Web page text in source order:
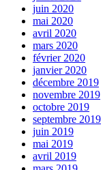
juin 2020
mai 2020
avril 2020
mars 2020
février 2020
janvier 2020
décembre 2019
novembre 2019
octobre 2019
septembre 2019
juin 2019
mai 2019
avril 2019